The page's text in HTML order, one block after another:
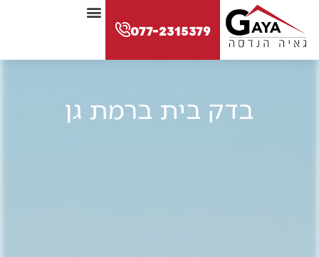
077-2315379
בדק בית ברמת גן